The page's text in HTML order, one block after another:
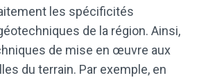
les spécificités
de la région. Ainsi,
de mise en œuvre aux
du terrain. Par exemple, en